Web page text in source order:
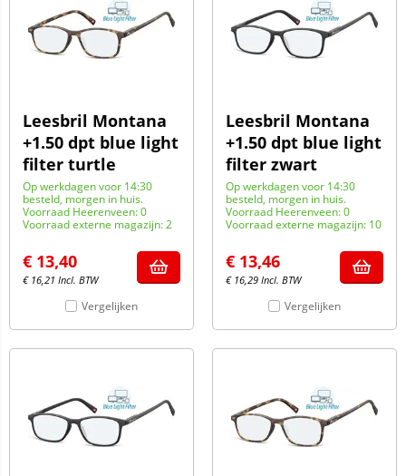
Leesbril Montana
+1.50 dpt blue light
filter turtle
Op werkdagen voor 14:30
besteld, morgen in huis.
Voorraad Heerenveen: 0
Voorraad externe magazijn: 2
€ 13,40
€ 16,21 Incl. BTW
Vergelijken
Leesbril Montana
+1.50 dpt blue light
filter zwart
Op werkdagen voor 14:30
besteld, morgen in huis.
Voorraad Heerenveen: 0
Voorraad externe magazijn: 10
€ 13,46
€ 16,29 Incl. BTW
Vergelijken